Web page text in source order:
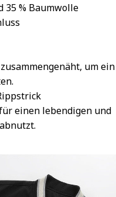
35 % Baumwolle
um ein
einen lebendigen und